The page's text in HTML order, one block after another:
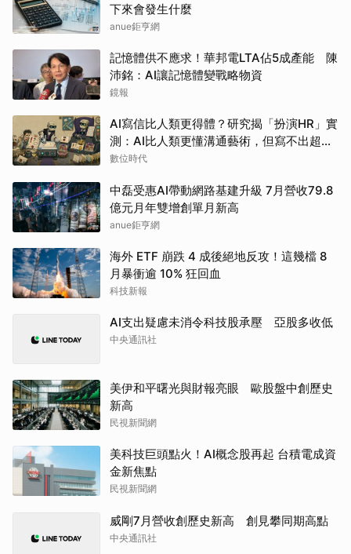
下來會發生什麼
anue鉅亨網
記憶體供不應求！華邦電LTA佔5成產能 陳
沛銘：AI讓記憶體變戰略物資
鏡報
AI寫信比人類更得體？研究揭「扮演HR」實
測：AI比人類更懂溝通藝術，但寫不出超派
咆哮信
數位時代
中磊受惠AI帶動網路基建升級 7月營收79.8
億元月年雙增創單月新高
anue鉅亨網
海外 ETF 崩跌 4 成後絕地反攻！這幾檔 8
月暴衝逾 10% 狂回血
科技新報
AI支出疑慮未消令科技股承壓 亞股多收低
中央通訊社
美伊和平曙光與財報亮眼 歐股盤中創歷史
新高
民視新聞網
美科技巨頭點火！AI概念股再起 台積電成資
金新焦點
民視新聞網
威剛7月營收創歷史新高 創見攀同期高點
中央通訊社